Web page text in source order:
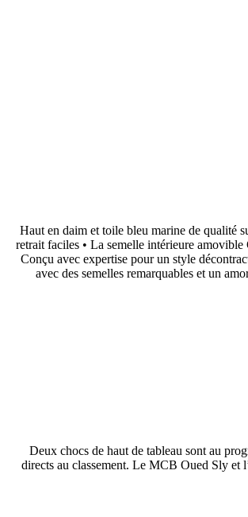
• Haut en daim et toile bleu marine de
retrait faciles • La semelle intérieure
Conçu avec expertise pour un style
avec des semelles remarquables et un
Deux chocs de haut de tableau sont au
directs au classement. Le MCB Oued Sly